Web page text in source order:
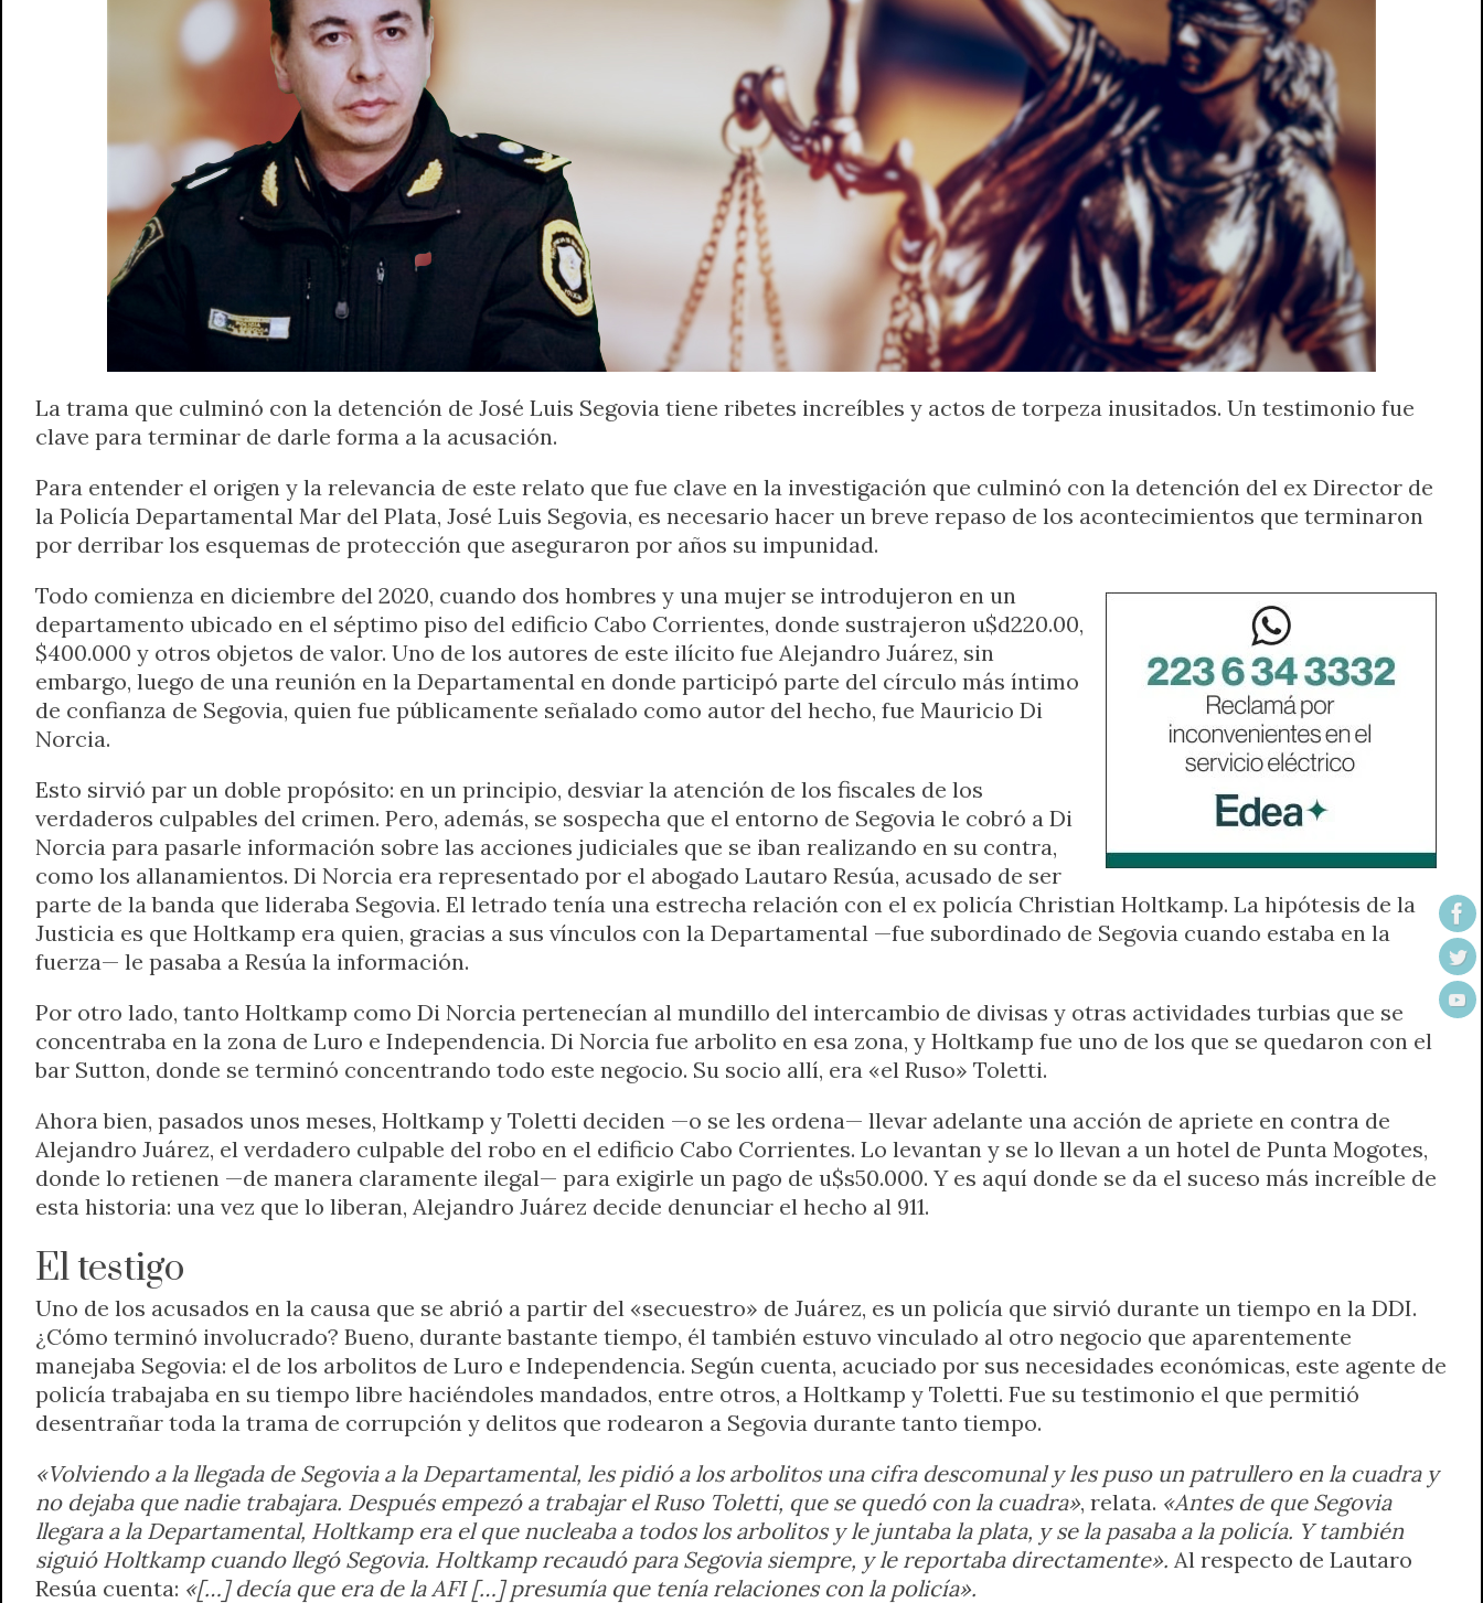
o
o
g
F
r
i
e
n
d
l
La trama que culminó con la detención de José Luis Segovia tiene ribetes increíbles y actos de torpeza inusitados. Un testimonio fue
clave para terminar de darle forma a la acusación.
Para entender el origen y la relevancia de este relato que fue clave en la investigación que culminó con la detención del ex Director de
la Policía Departamental Mar del Plata, José Luis Segovia, es necesario hacer un breve repaso de los acontecimientos que terminaron
por derribar los esquemas de protección que aseguraron por años su impunidad.
Todo comienza en diciembre del 2020, cuando dos hombres y una mujer se introdujeron en un
departamento ubicado en el séptimo piso del edificio Cabo Corrientes, donde sustrajeron u$d220.00,
$400.000 y otros objetos de valor. Uno de los autores de este ilícito fue Alejandro Juárez, sin
embargo, luego de una reunión en la Departamental en donde participó parte del círculo más íntimo
de confianza de Segovia, quien fue públicamente señalado como autor del hecho, fue Mauricio Di
Norcia.
Esto sirvió par un doble propósito: en un principio, desviar la atención de los fiscales de los
verdaderos culpables del crimen. Pero, además, se sospecha que el entorno de Segovia le cobró a Di
Norcia para pasarle información sobre las acciones judiciales que se iban realizando en su contra,
como los allanamientos. Di Norcia era representado por el abogado Lautaro Resúa, acusado de ser
parte de la banda que lideraba Segovia. El letrado tenía una estrecha relación con el ex policía Christian Holtkamp. La hipótesis de la
Justicia es que Holtkamp era quien, gracias a sus vínculos con la Departamental —fue subordinado de Segovia cuando estaba en la
fuerza— le pasaba a Resúa la información.
Por otro lado, tanto Holtkamp como Di Norcia pertenecían al mundillo del intercambio de divisas y otras actividades turbias que se
concentraba en la zona de Luro e Independencia. Di Norcia fue arbolito en esa zona, y Holtkamp fue uno de los que se quedaron con el
bar Sutton, donde se terminó concentrando todo este negocio. Su socio allí, era «el Ruso» Toletti.
Ahora bien, pasados unos meses, Holtkamp y Toletti deciden —o se les ordena— llevar adelante una acción de apriete en contra de
Alejandro Juárez, el verdadero culpable del robo en el edificio Cabo Corrientes. Lo levantan y se lo llevan a un hotel de Punta Mogotes,
donde lo retienen —de manera claramente ilegal— para exigirle un pago de u$s50.000. Y es aquí donde se da el suceso más increíble de
esta historia: una vez que lo liberan, Alejandro Juárez decide denunciar el hecho al 911.
El testigo
Uno de los acusados en la causa que se abrió a partir del «secuestro» de Juárez, es un policía que sirvió durante un tiempo en la DDI.
¿Cómo terminó involucrado? Bueno, durante bastante tiempo, él también estuvo vinculado al otro negocio que aparentemente
manejaba Segovia: el de los arbolitos de Luro e Independencia. Según cuenta, acuciado por sus necesidades económicas, este agente de
policía trabajaba en su tiempo libre haciéndoles mandados, entre otros, a Holtkamp y Toletti. Fue su testimonio el que permitió
desentrañar toda la trama de corrupción y delitos que rodearon a Segovia durante tanto tiempo.
«Volviendo a la llegada de Segovia a la Departamental, les pidió a los arbolitos una cifra descomunal y les puso un patrullero en la cuadra y
no dejaba que nadie trabajara. Después empezó a trabajar el Ruso Toletti, que se quedó con la cuadra», relata. «Antes de que Segovia
llegara a la Departamental, Holtkamp era el que nucleaba a todos los arbolitos y le juntaba la plata, y se la pasaba a la policía. Y también
siguió Holtkamp cuando llegó Segovia. Holtkamp recaudó para Segovia siempre, y le reportaba directamente». Al respecto de Lautaro
Resúa cuenta: «[…] decía que era de la AFI […] presumía que tenía relaciones con la policía».